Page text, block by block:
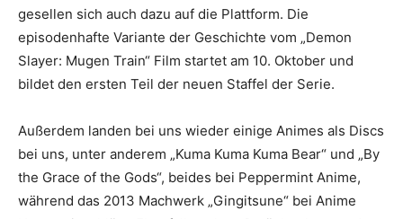
gesellen sich auch dazu auf die Plattform. Die
episodenhafte Variante der Geschichte vom „Demon
Slayer: Mugen Train“ Film startet am 10. Oktober und
bildet den ersten Teil der neuen Staffel der Serie.
Außerdem landen bei uns wieder einige Animes als Discs
bei uns, unter anderem „Kuma Kuma Kuma Bear“ und „By
the Grace of the Gods“, beides bei Peppermint Anime,
während das 2013 Machwerk „Gingitsune“ bei Anime